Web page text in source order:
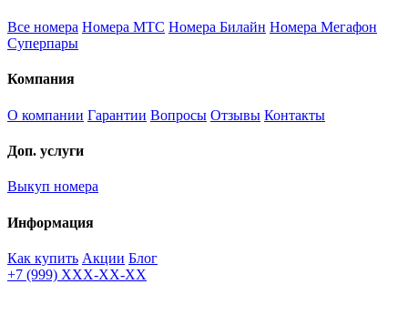
Все номера Номера МТС Номера Билайн Номера Мегафон
Суперпары
Компания
О компании Гарантии Вопросы Отзывы Контакты
Доп. услуги
Выкуп номера
Информация
Как купить Акции Блог
+7 (999) XXX-XX-XX